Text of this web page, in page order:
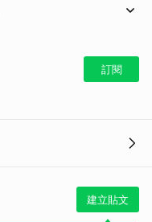
訂閱
建立貼文